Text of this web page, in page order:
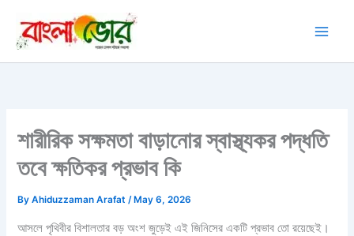
content
শারীরিক সক্ষমতা বাড়ানোর স্বাস্থ্যকর পদ্ধতি
তবে ক্ষতিকর প্রভাব কি
ByAhiduzzaman Arafat/ May 6, 2026
আসলে পৃথিবীর বিশালতার বড় অংশ জুড়েই এই জিনিসের একটি প্রভাব তো রয়েছেই।